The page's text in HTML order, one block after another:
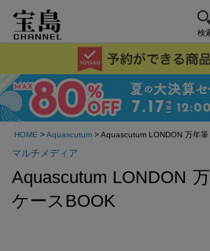
検
HOME >Aquascutum> Aquascutum LONDON 万年筆
マルチメディア
Aquascutum LONDON
ケースBOOK